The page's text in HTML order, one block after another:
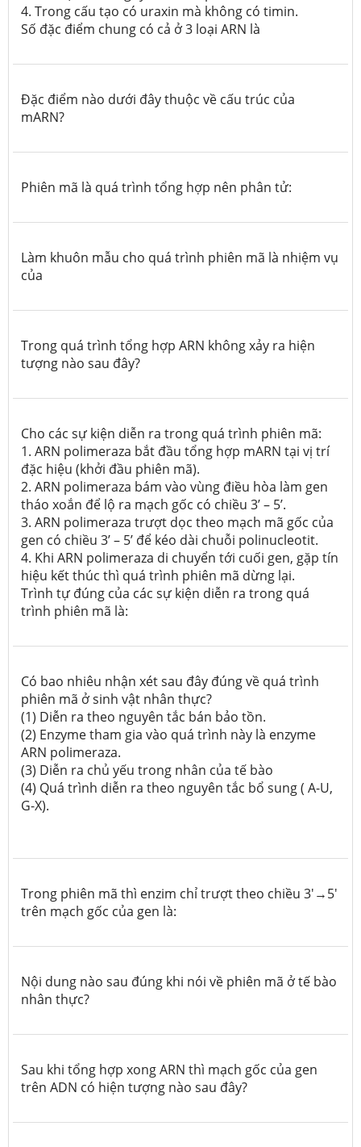
4. Trong cấu tạo có uraxin mà không có timin.
Số đặc điểm chung có cả ở 3 loại ARN là
Đặc điểm nào dưới đây thuộc về cấu trúc của
mARN?
Phiên mã là quá trình tổng hợp nên phân tử:
Làm khuôn mẫu cho quá trình phiên mã là nhiệm vụ
của
Trong quá trình tổng hợp ARN không xảy ra hiện
tượng nào sau đây?
Cho các sự kiện diễn ra trong quá trình phiên mã:
1. ARN polimeraza bắt đầu tổng hợp mARN tại vị trí
đặc hiệu (khởi đầu phiên mã).
2. ARN polimeraza bám vào vùng điều hòa làm gen
tháo xoắn để lộ ra mạch gốc có chiều 3’ – 5’.
3. ARN polimeraza trượt dọc theo mạch mã gốc của
gen có chiều 3’ – 5’ để kéo dài chuỗi polinucleotit.
4. Khi ARN polimeraza di chuyển tới cuối gen, gặp tín
hiệu kết thúc thì quá trình phiên mã dừng lại.
Trình tự đúng của các sự kiện diễn ra trong quá
trình phiên mã là:
Có bao nhiêu nhận xét sau đây đúng về quá trình
phiên mã ở sinh vật nhân thực?
(1) Diễn ra theo nguyên tắc bán bảo tồn.
(2) Enzyme tham gia vào quá trình này là enzyme
ARN polimeraza.
(3) Diễn ra chủ yếu trong nhân của tế bào
(4) Quá trình diễn ra theo nguyên tắc bổ sung ( A-U,
G-X).
Trong phiên mã thì enzim chỉ trượt theo chiều 3'→5'
trên mạch gốc của gen là:
Nội dung nào sau đúng khi nói về phiên mã ở tế bào
nhân thực?
Sau khi tổng hợp xong ARN thì mạch gốc của gen
trên ADN có hiện tượng nào sau đây?